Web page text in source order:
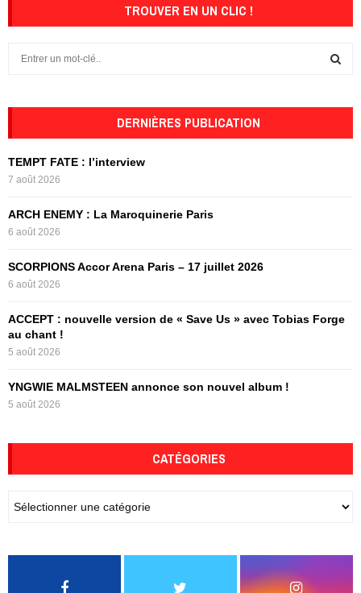
TROUVER EN UN CLIC !
o
r
DERNIÈRES PUBLICATION
TEMPT FATE : l’interview
7 août 2026
ARCH ENEMY : La Maroquinerie Paris
6 août 2026
SCORPIONS Accor Arena Paris – 17 juillet 2026
6 août 2026
ACCEPT : nouvelle version de « Save Us » avec Tobias Forge
au chant !
5 août 2026
YNGWIE MALMSTEEN annonce son nouvel album !
5 août 2026
CATÉGORIES